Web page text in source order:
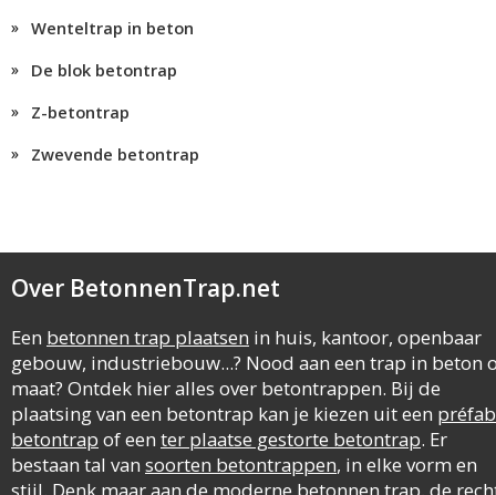
Wenteltrap in beton
De blok betontrap
Z-betontrap
Zwevende betontrap
Over BetonnenTrap.net
Een betonnen trap plaatsen in huis, kantoor, openbaar
gebouw, industriebouw...? Nood aan een trap in beton
maat? Ontdek hier alles over betontrappen. Bij de
plaatsing van een betontrap kan je kiezen uit een préfab
betontrap of een ter plaatse gestorte betontrap. Er
bestaan tal van soorten betontrappen, in elke vorm en
stijl. Denk maar aan de moderne betonnen trap, de